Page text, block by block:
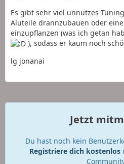
Es gibt sehr viel unnützes
Aluteile drannzubauen oder
einzupflanzen (was ich getan
), sodass er kaum noch
lg jonanai
Jetzt
Du hast noch kein
Registriere dich kostenlos